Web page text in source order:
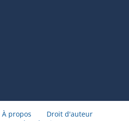
À propos
Droit d'auteur